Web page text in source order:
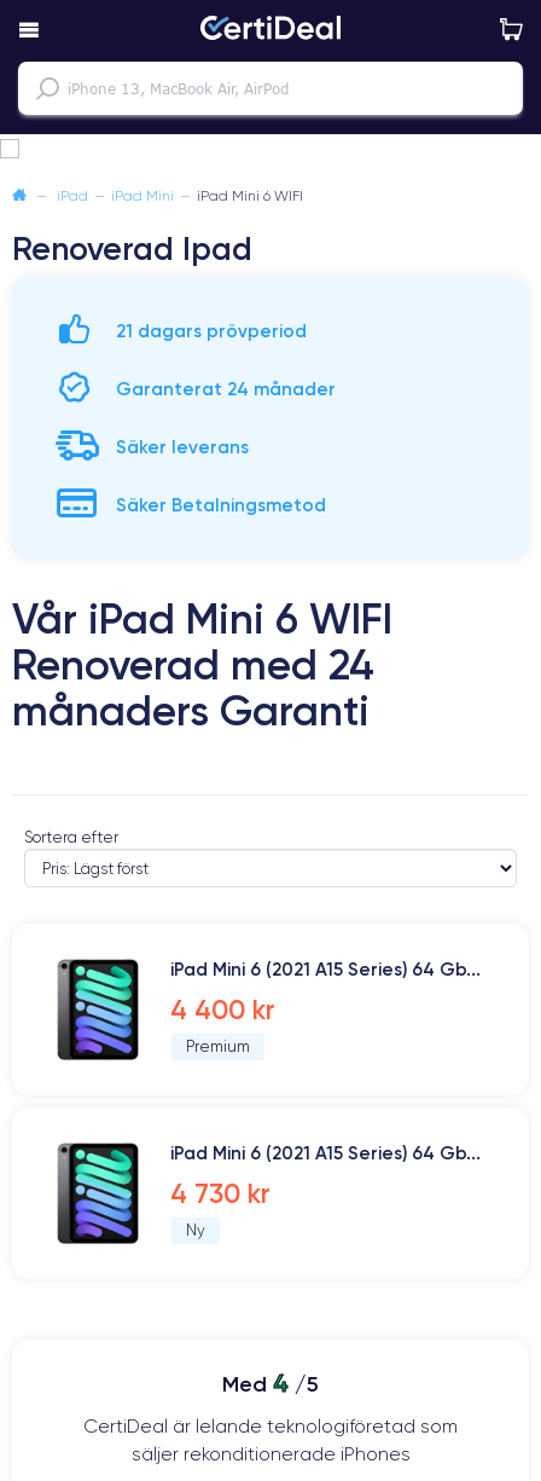
— iPad — iPad Mini — iPad Mini 6 WIFI
Renoverad Ipad
21 dagars prövperiod
Garanterat 24 månader
Säker leverans
Säker Betalningsmetod
Vår iPad Mini 6 WIFI
Renoverad med 24
månaders Garanti
Sortera efter
iPad Mini 6 (2021 A15 Series) 64 Gb...
4 400 kr
Premium
iPad Mini 6 (2021 A15 Series) 64 Gb...
4 730 kr
Ny
Med 4 /5
CertiDeal är lelande teknologiföretad som
säljer rekonditionerade iPhones